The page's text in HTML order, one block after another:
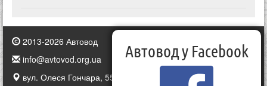
2013-2026 Автовод
info@avtovod.org.ua
вул. Олеся Гончара, 55, Київ, Україна
Автовод у Facebook